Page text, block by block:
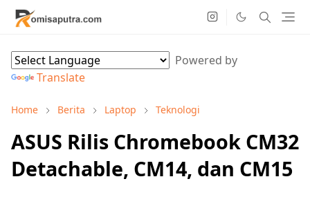
Powered by
Translate
Home Berita Laptop Teknologi
ASUS Rilis Chromebook CM32
Detachable, CM14, dan CM15